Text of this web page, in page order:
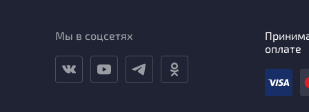
Мы в соцсетях
оплате